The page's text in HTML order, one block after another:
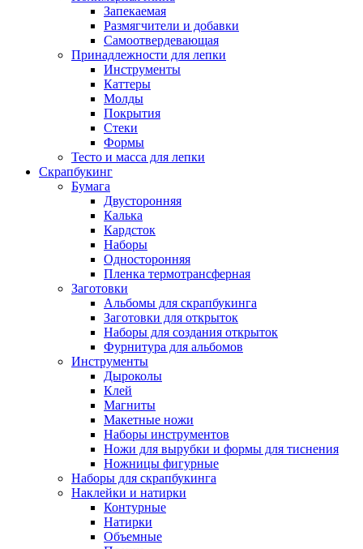
Запекаемая
Размягчители и добавки
Самоотвердевающая
Принадлежности для лепки
Инструменты
Каттеры
Молды
Покрытия
Стеки
Формы
Тесто и масса для лепки
Скрапбукинг
Бумага
Двусторонняя
Калька
Кардсток
Наборы
Односторонняя
Пленка термотрансферная
Заготовки
Альбомы для скрапбукинга
Заготовки для открыток
Наборы для создания открыток
Фурнитура для альбомов
Инструменты
Дыроколы
Клей
Магниты
Макетные ножи
Наборы инструментов
Ножи для вырубки и формы для тиснения
Ножницы фигурные
Наборы для скрапбукинга
Наклейки и натирки
Контурные
Натирки
Объемные